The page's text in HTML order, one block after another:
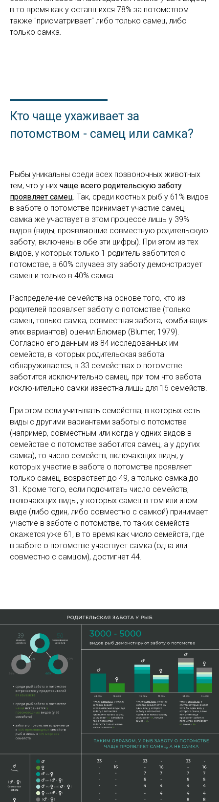
в то время как у оставшихся 78% за потомством
также "присматривает" либо только самец, либо
только самка.
Кто чаще ухаживает за
потомством - самец или самка?
Рыбы уникальны среди всех позвоночных животных
тем, что у них чаще всего родительскую заботу
проявляет самец. Так, среди костных рыб у 61% видов
в заботе о потомстве принимает участие самец,
самка же участвует в этом процессе лишь у 39%
видов (виды, проявляющие совместную родительскую
заботу, включены в обе эти цифры). При этом из тех
видов, у которых только 1 родитель заботится о
потомстве, в 60% случаев эту заботу демонстрирует
самец и только в 40% самка.
Распределение семейств на основе того, кто из
родителей проявляет заботу о потомстве (только
самец, только самка, совместная забота, комбинация
этих вариантов) оценил Блюмер (Blumer, 1979).
Согласно его данным из 84 исследованных им
семейств, в которых родительская забота
обнаруживается, в 33 семействах о потомстве
заботится исключительно самец, при том что забота
исключительно самки известна лишь для 16 семейств.
При этом если учитывать семейства, в которых есть
виды с другими вариантами заботы о потомстве
(например, совместным или когда у одних видов в
семействе о потомстве заботится самец, а у других
самка), то число семейств, включающих виды, у
которых участие в заботе о потомстве проявляет
только самец, возрастает до 49, а только самка до
31. Кроме того, если подсчитать число семейств,
включающих виды, у которых самец в том или ином
виде (либо один, либо совместно с самкой) принимает
участие в заботе о потомстве, то таких семейств
окажется уже 61, в то время как число семейств, где
в заботе о потомстве участвует самка (одна или
совместно с самцом), достигнет 44.